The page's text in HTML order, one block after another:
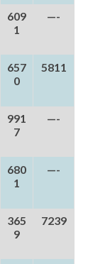
609
1
—-
657
0
5811
991
7
—-
680
1
—-
365
9
7239